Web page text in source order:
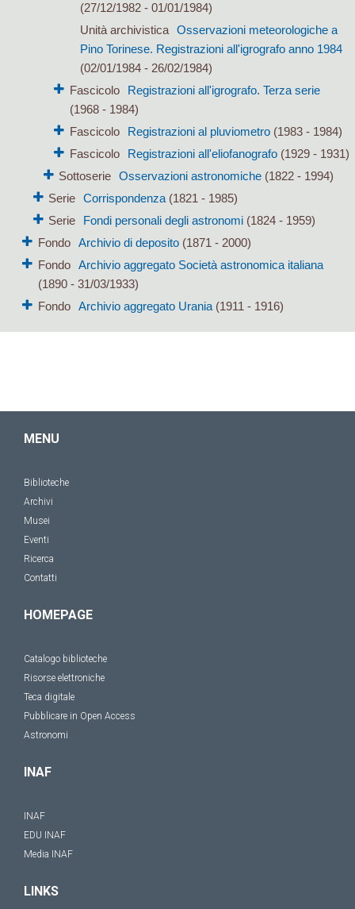
(27/12/1982 - 01/01/1984)
Unità archivistica Osservazioni meteorologiche a
Pino Torinese. Registrazioni all'igrografo anno 1984
(02/01/1984 - 26/02/1984)
Fascicolo
Registrazioni all'igrografo. Terza serie
(1968 - 1984)
Fascicolo
Registrazioni al pluviometro(1983 - 1984)
Fascicolo
Registrazioni all'eliofanografo(1929 - 1931)
Sottoserie
Osservazioni astronomiche (1822 - 1994)
Serie Corrispondenza(1821 - 1985)
Serie
Fondi personali degli astronomi(1824 - 1959)
Fondo
Archivio di deposito(1871 - 2000)
Fondo
Archivio aggregato Società astronomica italiana
(1890 - 31/03/1933)
Fondo
Archivio aggregato Urania(1911 - 1916)
MENU
Biblioteche
Archivi
Musei
Eventi
Ricerca
Contatti
HOMEPAGE
Catalogo biblioteche
Risorse elettroniche
Teca digitale
Pubblicare in Open Access
Astronomi
INAF
INAF
EDU INAF
Media INAF
LINKS